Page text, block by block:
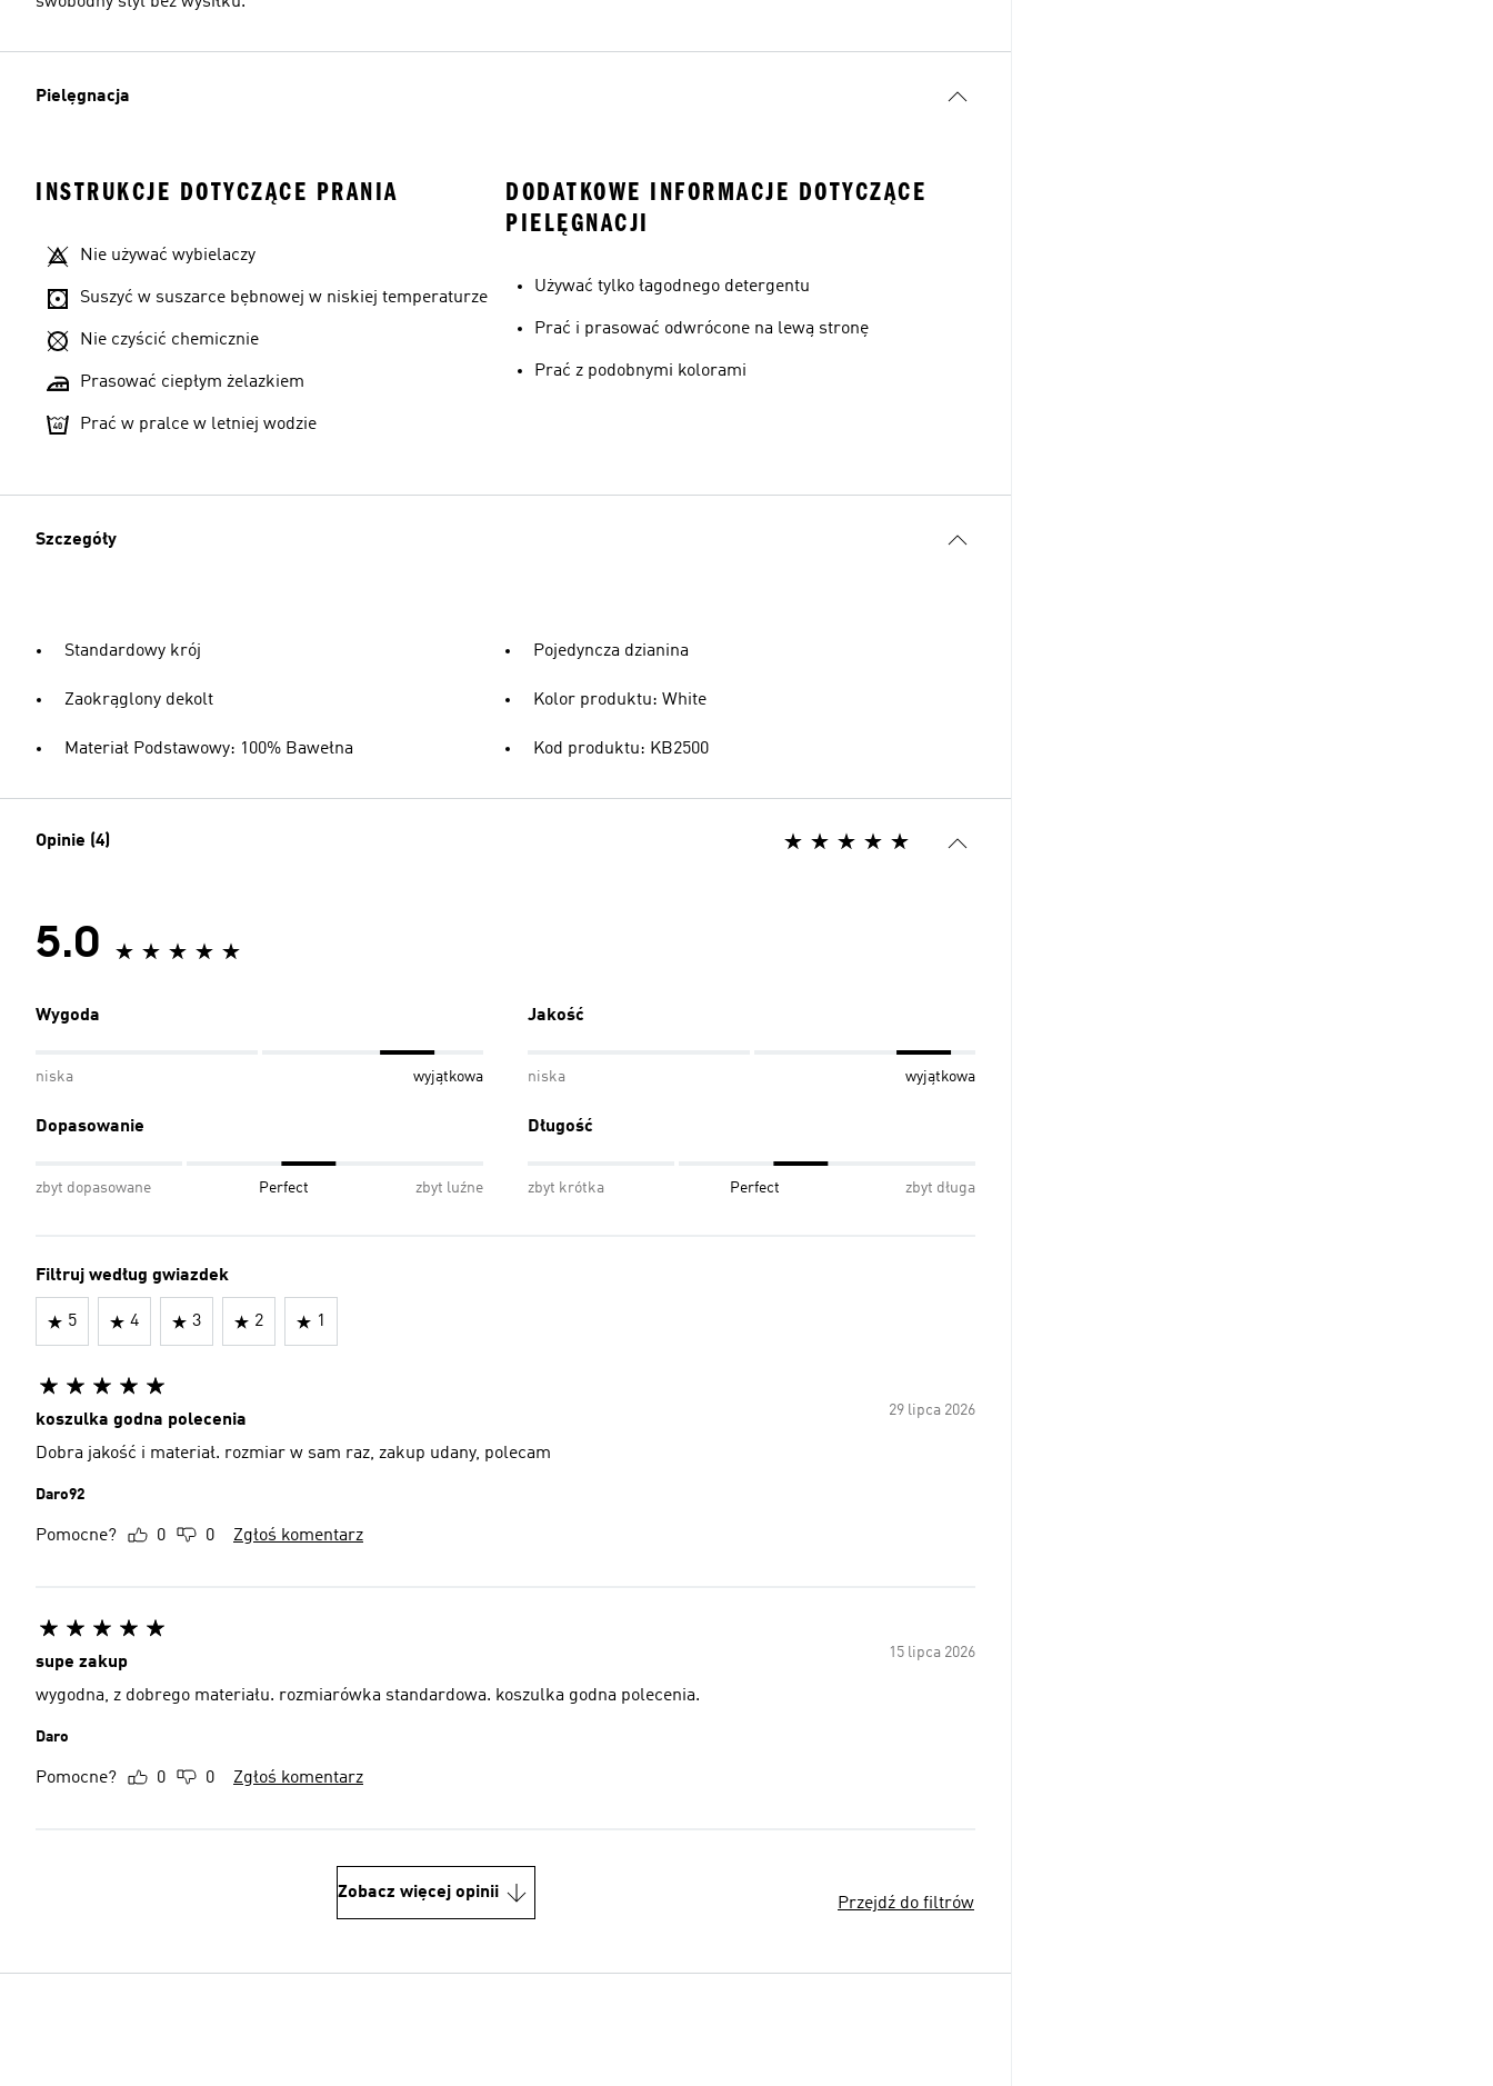
Pielęgnacja
INSTRUKCJE DOTYCZĄCE PRANIA
Nie używać wybielaczy
Suszyć w suszarce bębnowej w niskiej temperaturze
Nie czyścić chemicznie
Prasować ciepłym żelazkiem
Prać w pralce w letniej wodzie
DODATKOWE INFORMACJE DOTYCZĄCE
PIELĘGNACJI
Używać tylko łagodnego detergentu
Prać i prasować odwrócone na lewą stronę
Prać z podobnymi kolorami
Szczegóły
Standardowy krój
Zaokrąglony dekolt
Materiał Podstawowy: 100% Bawełna
Pojedyncza dzianina
Kolor produktu: White
Kod produktu: KB2500
Opinie (4)
5.0
Wygoda
niska wyjątkowa
Jakość
niska wyjątkowa
Dopasowanie
zbyt dopasowane Perfect zbyt luźne
Długość
zbyt krótka Perfect zbyt długa
Filtruj według gwiazdek
5 4 3 2 1
29 lipca 2026
koszulka godna polecenia
Dobra jakość i materiał. rozmiar w sam raz, zakup udany, polecam
Daro92
Pomocne? 0 0 Zgłoś komentarz
15 lipca 2026
supe zakup
wygodna, z dobrego materiału. rozmiarówka standardowa. koszulka godna polecenia.
Daro
Pomocne? 0 0 Zgłoś komentarz
Zobacz więcej opinii
Przejdź do filtrów